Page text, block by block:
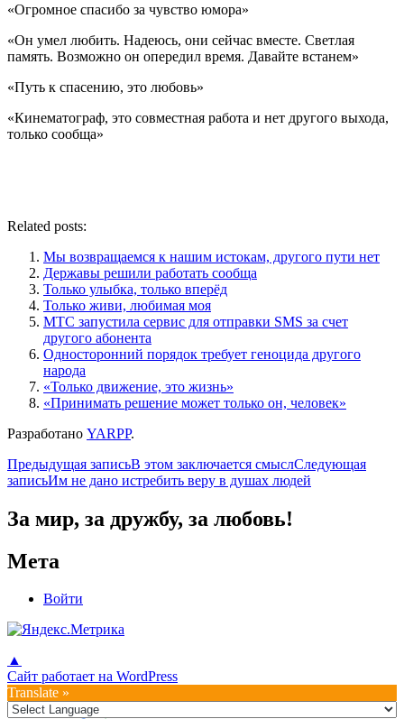
«Огромное спасибо за чувство юмора»
«Он умел любить. Надеюсь, они сейчас вместе. Светлая
память. Возможно он опередил время. Давайте встанем»
«Путь к спасению, это любовь»
«Кинематограф, это совместная работа и нет другого выхода,
только сообща»
Related posts:
Мы возвращаемся к нашим истокам, другого пути нет
Державы решили работать сообща
Только улыбка, только вперёд
Только живи, любимая моя
МТС запустила сервис для отправки SMS за счет
другого абонента
Односторонний порядок требует геноцида другого
народа
«Только движение, это жизнь»
«Принимать решение может только он, человек»
Разработано YARPP.
Навигация
по
записям
Предыдущая записьВ этом заключается смыслСледующая
записьИм не дано истребить веру в душах людей
За мир, за дружбу, за любовь!
Мета
Войти
▲
Сайт работает на WordPress
Translate »